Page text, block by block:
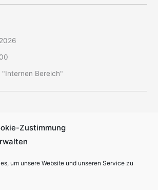
Zustimmung
um unsere Website und unseren Service zu
"Internen Bereich"
2026
Schriesheim